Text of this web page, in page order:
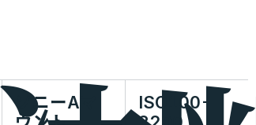
ソニーAマ
ISO100-